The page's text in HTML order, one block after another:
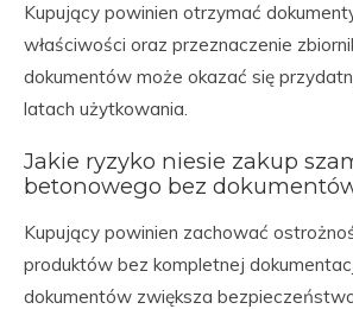
Kupujący powinien otrzymać
właściwości oraz przeznaczenie
dokumentów może okazać się
latach użytkowania.
Jakie ryzyko niesie zakup
betonowego bez
Kupujący powinien zachować
produktów bez kompletnej
dokumentów zwiększa